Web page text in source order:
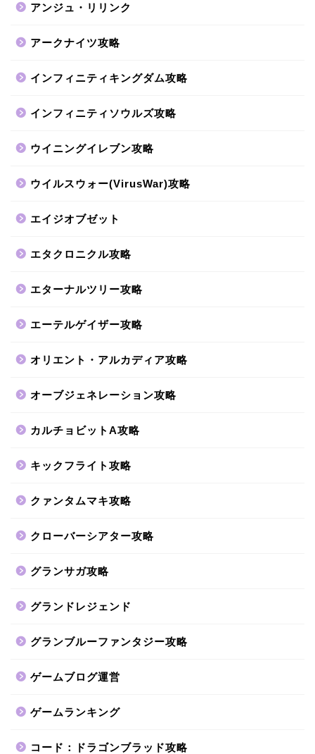
アンジュ・リリンク
アークナイツ攻略
インフィニティキングダム攻略
インフィニティソウルズ攻略
ウイニングイレブン攻略
ウイルスウォー(VirusWar)攻略
エイジオブゼット
エタクロニクル攻略
エターナルツリー攻略
エーテルゲイザー攻略
オリエント・アルカディア攻略
オーブジェネレーション攻略
カルチョビットA攻略
キックフライト攻略
クァンタムマキ攻略
クローバーシアター攻略
グランサガ攻略
グランドレジェンド
グランブルーファンタジー攻略
ゲームブログ運営
ゲームランキング
コード：ドラゴンブラッド攻略